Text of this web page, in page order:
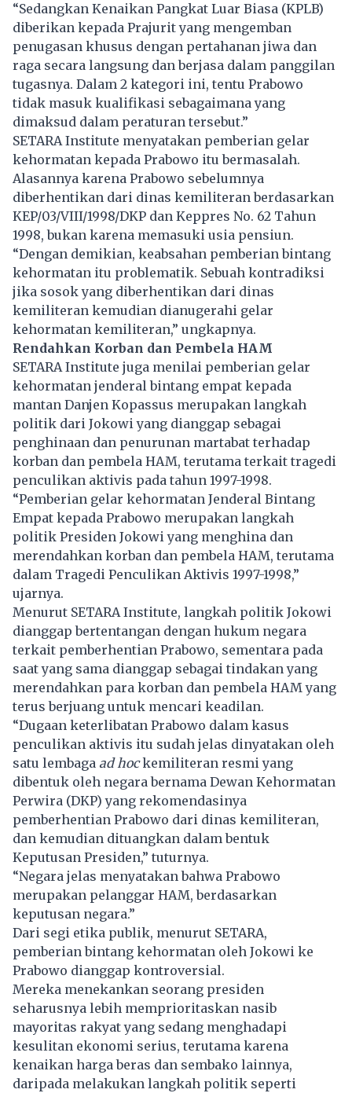
“Sedangkan Kenaikan Pangkat Luar Biasa (KPLB)
diberikan kepada Prajurit yang mengemban
penugasan khusus dengan pertahanan jiwa dan
raga secara langsung dan berjasa dalam panggilan
tugasnya. Dalam 2 kategori ini, tentu Prabowo
tidak masuk kualifikasi sebagaimana yang
dimaksud dalam peraturan tersebut.”
SETARA Institute menyatakan pemberian gelar
kehormatan kepada Prabowo itu bermasalah.
Alasannya karena Prabowo sebelumnya
diberhentikan dari dinas kemiliteran berdasarkan
KEP/03/VIII/1998/DKP dan Keppres No. 62 Tahun
1998, bukan karena memasuki usia pensiun.
“Dengan demikian, keabsahan pemberian bintang
kehormatan itu problematik. Sebuah kontradiksi
jika sosok yang diberhentikan dari dinas
kemiliteran kemudian dianugerahi gelar
kehormatan kemiliteran,” ungkapnya.
Rendahkan Korban dan Pembela HAM
SETARA Institute juga menilai pemberian gelar
kehormatan jenderal bintang empat kepada
mantan Danjen Kopassus merupakan langkah
politik dari Jokowi yang dianggap sebagai
penghinaan dan penurunan martabat terhadap
korban dan pembela HAM, terutama terkait tragedi
penculikan aktivis pada tahun 1997-1998.
“Pemberian gelar kehormatan Jenderal Bintang
Empat kepada Prabowo merupakan langkah
politik Presiden Jokowi yang menghina dan
merendahkan korban dan pembela HAM, terutama
dalam Tragedi Penculikan Aktivis 1997-1998,”
ujarnya.
Menurut SETARA Institute, langkah politik Jokowi
dianggap bertentangan dengan hukum negara
terkait pemberhentian Prabowo, sementara pada
saat yang sama dianggap sebagai tindakan yang
merendahkan para korban dan pembela HAM yang
terus berjuang untuk mencari keadilan.
“Dugaan keterlibatan Prabowo dalam kasus
penculikan aktivis itu sudah jelas dinyatakan oleh
satu lembaga ad hockemiliteran resmi yang
dibentuk oleh negara bernama Dewan Kehormatan
Perwira (DKP) yang rekomendasinya
pemberhentian Prabowo dari dinas kemiliteran,
dan kemudian dituangkan dalam bentuk
Keputusan Presiden,” tuturnya.
“Negara jelas menyatakan bahwa Prabowo
merupakan pelanggar HAM, berdasarkan
keputusan negara.”
Dari segi etika publik, menurut SETARA,
pemberian bintang kehormatan oleh Jokowi ke
Prabowo dianggap kontroversial.
Mereka menekankan seorang presiden
seharusnya lebih memprioritaskan nasib
mayoritas rakyat yang sedang menghadapi
kesulitan ekonomi serius, terutama karena
kenaikan harga beras dan sembako lainnya,
daripada melakukan langkah politik seperti